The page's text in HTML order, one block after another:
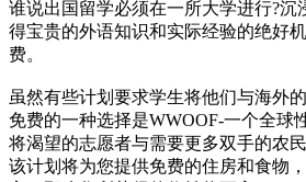
谁说出国留学必须在一所大学进行?沉
得宝贵的外语知识和实际经验的绝好
费。
虽然有些计划要求学生将他们与海外
免费的一种选择是WWOOF-一个全球
将渴望的志愿者与需要更多双手的农
该计划将为您提供免费的住房和食物